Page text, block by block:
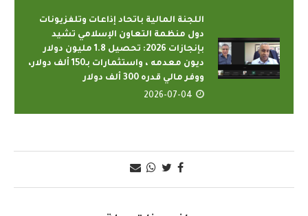
اللجنة المالية باتحاد إذاعات وتلفزيونات
دول منظمة التعاون الإسلامي تشيد
بإنجازات 2026: تحصيل 1.8 مليون دولار
ديون معدمه ، واستثمارات بـ150 ألف دولار،
ووفر مالي قدره 300 ألف دولار
2026-07-04